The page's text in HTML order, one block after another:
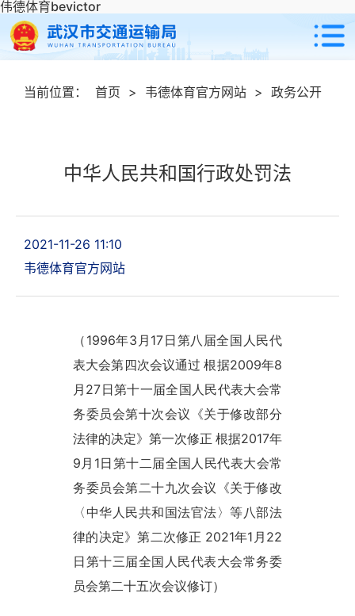
伟德体育bevictor
当前位置： 首页 > 韦德体育官方网站 > 政务公开
中华人民共和国行政处罚法
2021-11-26 11:10
韦德体育官方网站
（ 1996年3 月 17 日第八届全国人民代
表大会第四次会议通过 根据2009年8
月 27 日第十一届全国人民代表大会常
务委员会第十次会议《关于修改部分
法律的决定》第一次修正 根据2017年
9 月 1 日第十二届全国人民代表大会常
务委员会第二十九次会议《关于修改
〈中华人民共和国法官法〉等八部法
律的决定》第二次修正 2021年1 月 22
日第十三届全国人民代表大会常务委
员会第二十五次会议修订）